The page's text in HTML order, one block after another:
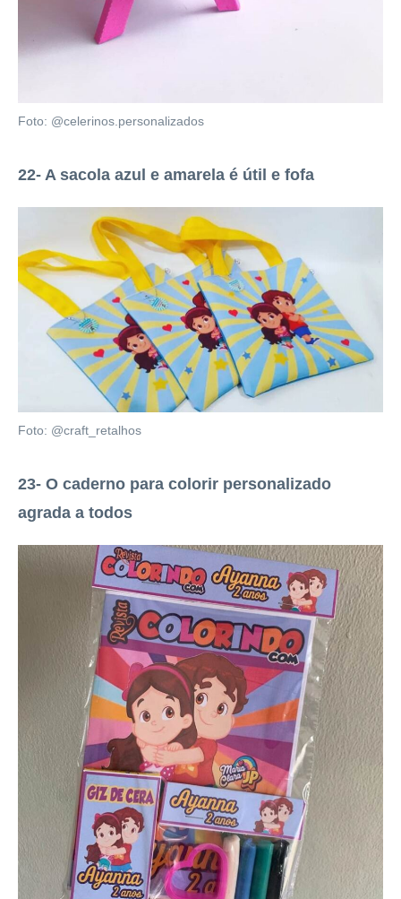
Foto: @celerinos.personalizados
22- A sacola azul e amarela é útil e fofa
Foto: @craft_retalhos
23- O caderno para colorir personalizado
agrada a todos